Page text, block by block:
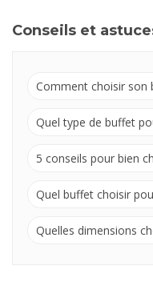
Conseils et
Comment choisir son
Quel type de buffet
5 conseils pour bien
Quel buffet choisir
Quelles dimensions